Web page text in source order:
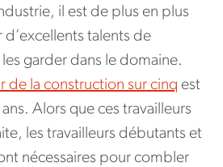
il est de plus en plus
talents de
garder dans le domaine.
de la construction sur cinq est
Alors que ces travailleurs
les travailleurs débutants et
nécessaires pour combler